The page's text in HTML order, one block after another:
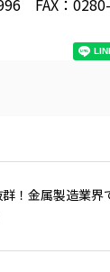
FAX：
！金属製造業界